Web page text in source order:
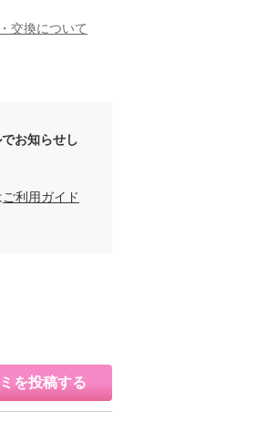
交換について
お知らせし
ご利用ガイド
を投稿する